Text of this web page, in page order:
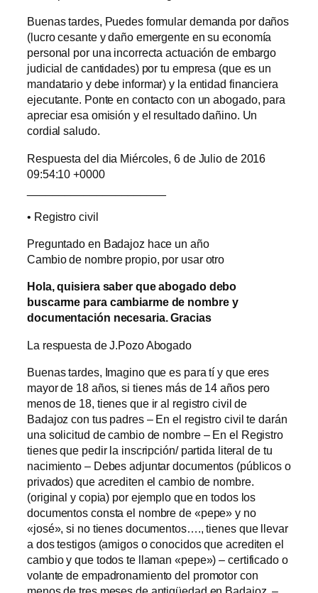
Buenas tardes, Puedes formular demanda por daños
(lucro cesante y daño emergente en su economía
personal por una incorrecta actuación de embargo
judicial de cantidades) por tu empresa (que es un
mandatario y debe informar) y la entidad financiera
ejecutante. Ponte en contacto con un abogado, para
apreciar esa omisión y el resultado dañino. Un
cordial saludo.
Respuesta del dia Miércoles, 6 de Julio de 2016
09:54:10 +0000
• Registro civil
Preguntado en Badajoz hace un año
Cambio de nombre propio, por usar otro
Hola, quisiera saber que abogado debo
buscarme para cambiarme de nombre y
documentación necesaria. Gracias
La respuesta de J.Pozo Abogado
Buenas tardes, Imagino que es para tí y que eres
mayor de 18 años, si tienes más de 14 años pero
menos de 18, tienes que ir al registro civil de
Badajoz con tus padres – En el registro civil te darán
una solicitud de cambio de nombre – En el Registro
tienes que pedir la inscripción/ partida literal de tu
nacimiento – Debes adjuntar documentos (públicos o
privados) que acrediten el cambio de nombre.
(original y copia) por ejemplo que en todos los
documentos consta el nombre de «pepe» y no
«josé», si no tienes documentos…., tienes que llevar
a dos testigos (amigos o conocidos que acrediten el
cambio y que todos te llaman «pepe») – certificado o
volante de empadronamiento del promotor con